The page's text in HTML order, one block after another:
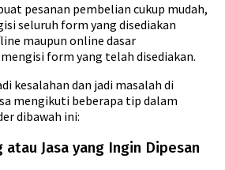
pesanan pembelian cukup mudah,
seluruh form yang disediakan
maupun online dasar
form yang telah disediakan.
kesalahan dan jadi masalah di
mengikuti beberapa tip dalam
dibawah ini:
atau Jasa yang Ingin Dipesan